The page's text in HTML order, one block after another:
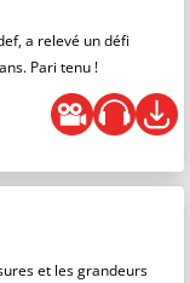
a relevé un défi
Pari tenu !
et les grandeurs